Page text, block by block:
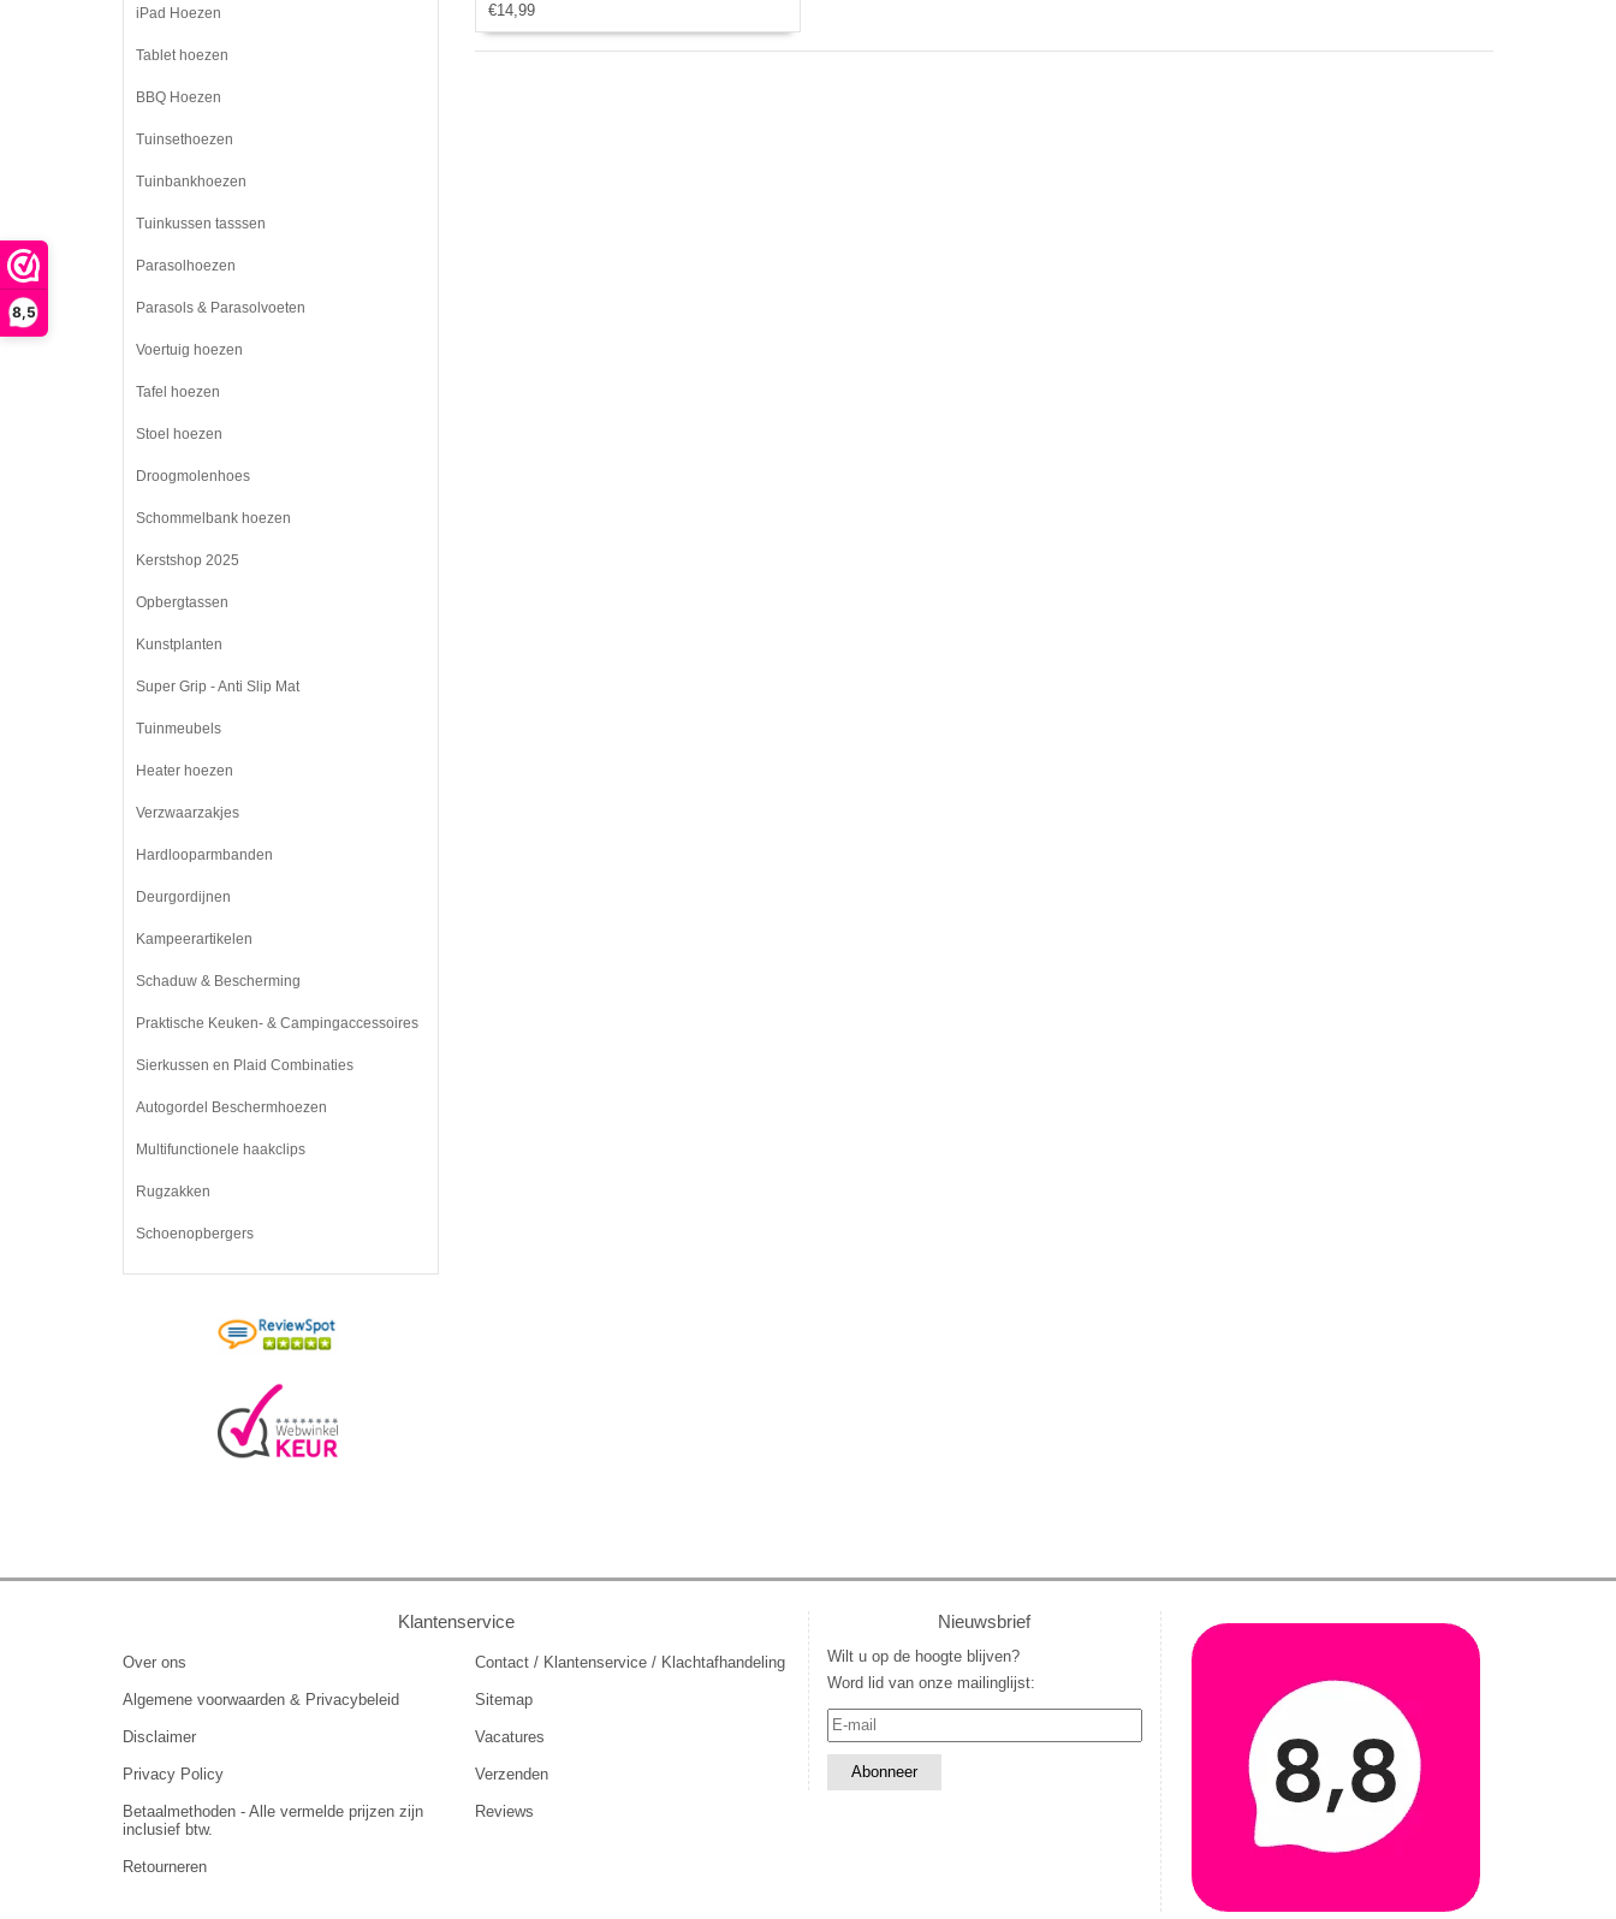
8,5
Kerstversiering - Kerstboom
kerstversiering - 12 cm
€14,99
iPad Hoezen
Tablet hoezen
BBQ Hoezen
Tuinsethoezen
Tuinbankhoezen
Tuinkussen tasssen
Parasolhoezen
Parasols & Parasolvoeten
Voertuig hoezen
Tafel hoezen
Stoel hoezen
Droogmolenhoes
Schommelbank hoezen
Kerstshop 2025
Opbergtassen
Kunstplanten
Super Grip - Anti Slip Mat
Tuinmeubels
Heater hoezen
Verzwaarzakjes
Hardlooparmbanden
Deurgordijnen
Kampeerartikelen
Schaduw & Bescherming
Praktische Keuken- & Campingaccessoires
Sierkussen en Plaid Combinaties
Autogordel Beschermhoezen
Multifunctionele haakclips
Rugzakken
Schoenopbergers
Klantenservice
Over ons
Algemene voorwaarden & Privacybeleid
Disclaimer
Privacy Policy
Betaalmethoden - Alle vermelde prijzen zijn
inclusief btw.
Retourneren
Contact / Klantenservice / Klachtafhandeling
Sitemap
Vacatures
Verzenden
Reviews
Nieuwsbrief
Wilt u op de hoogte blijven?
Word lid van onze mailinglijst: